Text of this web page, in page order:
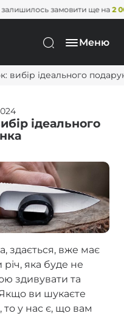
замовити ще на2 000 грн. Не
Меню
вибір ідеального
ідеального
здається, вже має
річ, яка буде не
здивувати та
ви шукаєте
то у нас є, що вам